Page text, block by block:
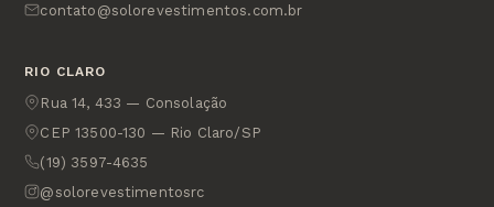
contato@solorevestimentos.com.br
RIO CLARO
Rua 14, 433 — Consolação
CEP 13500-130 — Rio Claro/SP
(19) 3597-4635
@solorevestimentosrc